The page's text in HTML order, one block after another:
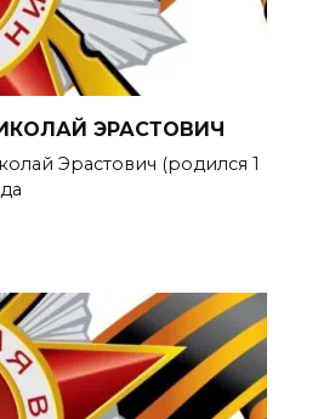
ЭРАСТОВИЧ
Эрастович (родился 1